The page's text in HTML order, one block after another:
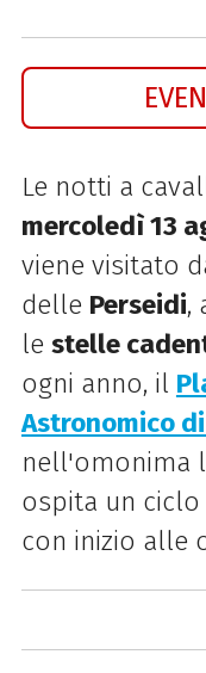
Le notti a
mercoledì 13
viene visitato
delle Perseidi,
le stelle
ogni anno, il
Astronomico
nell'omonima
ospita un ciclo
con inizio alle